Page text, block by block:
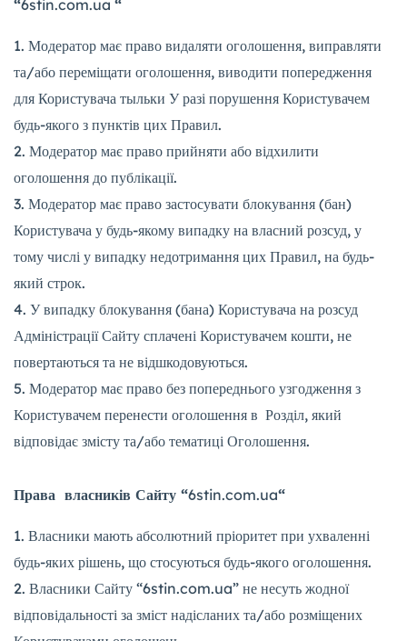
“6stin.com.ua “
Модератор має право видаляти оголошення, виправляти
та/або переміщати оголошення, виводити попередження
для Користувача тыльки У разі порушення Користувачем
будь-якого з пунктів цих Правил.
Модератор має право прийняти або відхилити
оголошення до публікації.
Модератор має право застосувати блокування (бан)
Користувача у будь-якому випадку на власний розсуд, у
тому числі у випадку недотримання цих Правил, на будь-
який строк.
У випадку блокування (бана) Користувача на розсуд
Адміністрації Сайту сплачені Користувачем кошти, не
повертаються та не відшкодовуються.
Модератор має право без попереднього узгодження з
Користувачем перенести оголошення в Розділ, який
відповідає змісту та/або тематиці Оголошення.
Права власників Сайту “6stin.com.ua“
Власники мають абсолютний пріоритет при ухваленні
будь-яких рішень, що стосуються будь-якого оголошення.
Власники Сайту “6stin.com.ua” не несуть жодної
відповідальності за зміст надісланих та/або розміщених